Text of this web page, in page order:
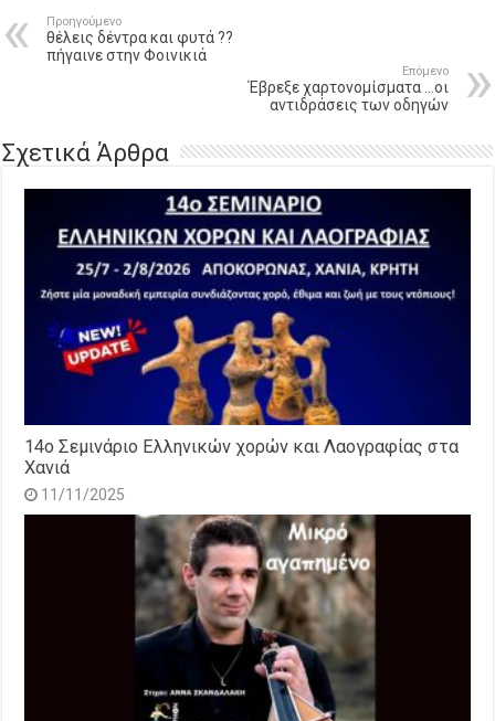
Προηγούμενο
θέλεις δέντρα και φυτά ??
πήγαινε στην Φοινικιά
Επόμενο
Έβρεξε χαρτονομίσματα …οι
αντιδράσεις των οδηγών
Σχετικά Άρθρα
14o Σεμινάριο Ελληνικών χορών και Λαογραφίας στα
Χανιά
11/11/2025